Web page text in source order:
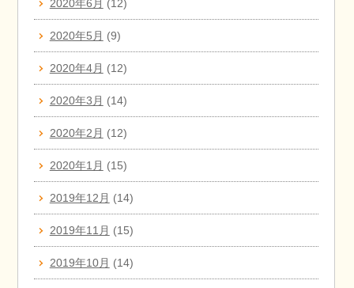
2020年6月 (12)
2020年5月 (9)
2020年4月 (12)
2020年3月 (14)
2020年2月 (12)
2020年1月 (15)
2019年12月 (14)
2019年11月 (15)
2019年10月 (14)